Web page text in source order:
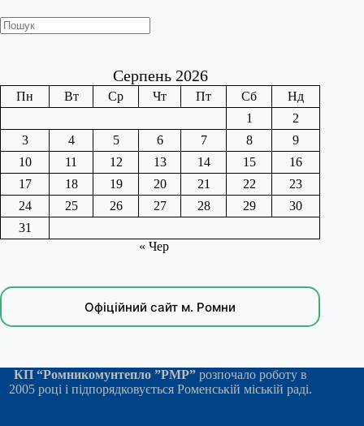
Пошук
Серпень 2026
Пн Вт Ср Чт Пт Сб
Нд
1
2
3
4 5 6 7 8
9
10
11 12 13 14 15
16
17
18 19 20 21 22
23
24
25 26 27 28 29
30
31
« Чер
Офіційний сайт м. Ромни
КП “Ромникомунтепло ”РМР”розпочало роботу в
2005 році і підпорядковується Роменській міській раді.